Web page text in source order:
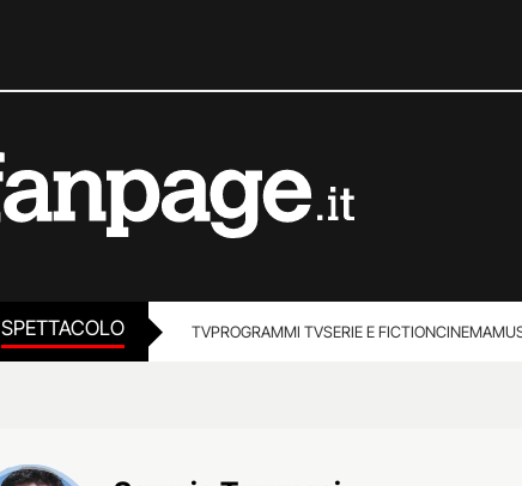
SPETTACOLO TVPROGRAMMI TVSERIE E FICTIONCINEMA